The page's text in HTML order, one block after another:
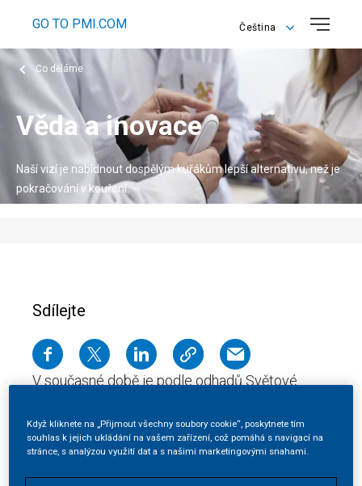
GO TO PMI.COM
Čeština
Co děláme
Věda a inovace
Naší vizí je nabídnout dospělým kuřákům lepší alternativu, než je
pokračování v kouření.
Sdílejte
V současné době je podle odhadů Světové
než jedna miliarda kuřáků a podle očekávání se
to ani v následujících letech nijak dramaticky
Když kliknete na „Přijmout všechny soubory cookie“, poskytnete tím
souhlas k jejich ukládání na vašem zařízení, což pomáhá s navigací na
stránce, s analýzou využití dat a s našimi marketingovými snahami.